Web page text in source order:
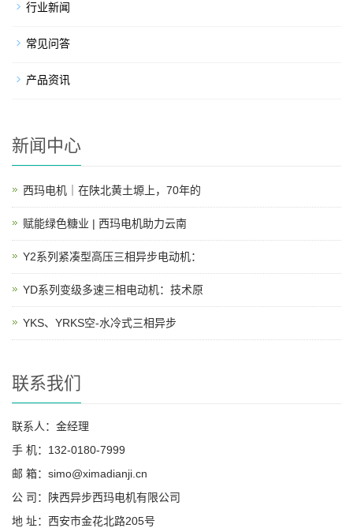
行业新闻
常见问答
产品资讯
新闻中心
西玛电机｜在陕北黄土塬上，70年的
赋能绿色糖业 | 西玛电机助力云南
Y2系列紧凑型高压三相异步电动机：
YD系列变级多速三相电动机：技术原
YKS、YRKS空-水冷式三相异步
联系我们
联系人：金经理
手 机：132-0180-7999
邮 箱：simo@ximadianji.cn
公 司：陕西异步西玛电机有限公司
地 址：西安市金花北路205号